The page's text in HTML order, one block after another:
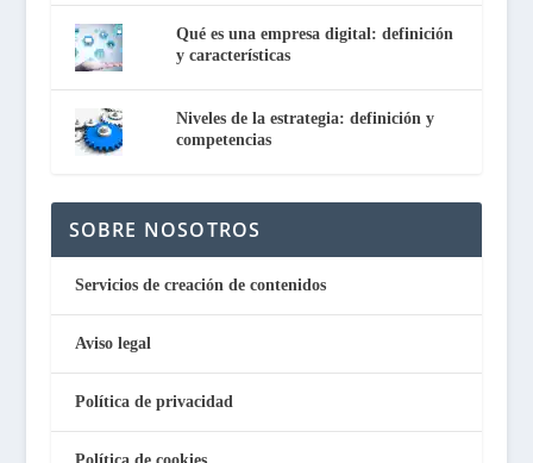
Qué es una empresa digital: definición
y características
Niveles de la estrategia: definición y
competencias
SOBRE NOSOTROS
Servicios de creación de contenidos
Aviso legal
Política de privacidad